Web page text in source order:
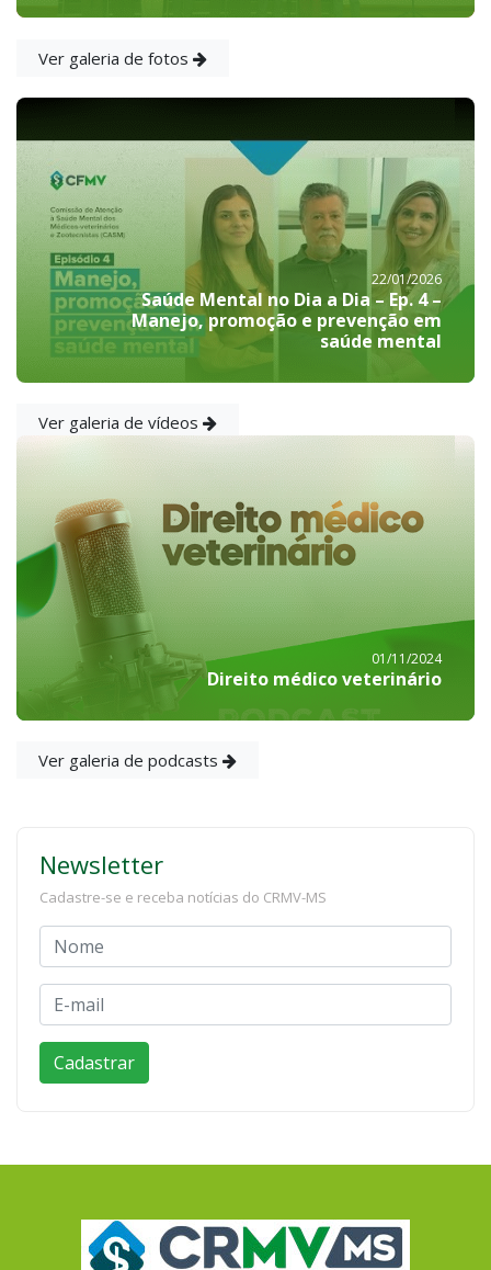
Ver galeria de fotos
22/01/2026
Saúde Mental no Dia a Dia – Ep. 4 –
Manejo, promoção e prevenção em
saúde mental
Ver galeria de vídeos
01/11/2024
Direito médico veterinário
Ver galeria de podcasts
Newsletter
Cadastre-se e receba notícias do CRMV-MS